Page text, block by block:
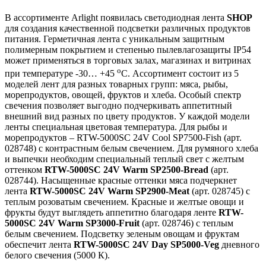
В ассортименте Arlight появилась светодиодная лента SHOP
для создания качественной подсветки различных продуктов
питания. Герметичная лента с уникальным защитным
полимерным покрытием и степенью пылевлагозащиты IP54
может применяться в торговых залах, магазинах и витринах
при температуре -30… +45 oС. Ассортимент состоит из 5
моделей лент для разных товарных групп: мяса, рыбы,
морепродуктов, овощей, фруктов и хлеба. Особый спектр
свечения позволяет выгодно подчеркивать аппетитный
внешний вид разных по цвету продуктов. У каждой модели
ленты специальная цветовая температура. Для рыбы и
морепродуктов – RTW-5000SC 24V Cool SP7500-Fish (арт.
028748) с контрастным белым свечением. Для румяного хлеба
и выпечки необходим специальный теплый свет с желтым
оттенком RTW-5000SC 24V Warm SP2500-Bread (арт.
028744). Насыщенные красные оттенки мяса подчеркнет
лента RTW-5000SC 24V Warm SP2900-Meat (арт. 028745) с
теплым розоватым свечением. Красные и желтые овощи и
фрукты будут выглядеть аппетитно благодаря ленте RTW-
5000SC 24V Warm SP3000-Fruit (арт. 028746) с теплым
белым свечением. Подсветку зеленым овощам и фруктам
обеспечит лента RTW-5000SC 24V Day SP5000-Veg дневного
белого свечения (5000 К).